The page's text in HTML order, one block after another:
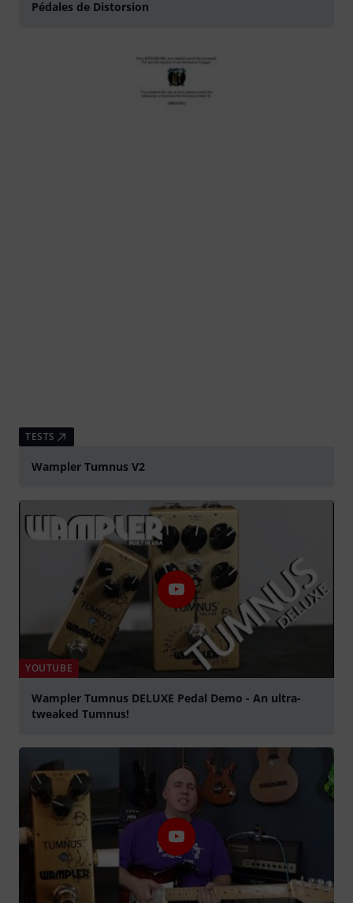
Pédales de Distorsion
TESTS
Wampler Tumnus V2
YOUTUBE
Wampler Tumnus DELUXE Pedal Demo - An ultra-
tweaked Tumnus!